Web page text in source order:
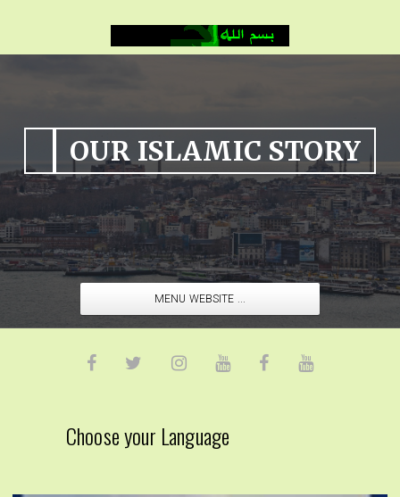
OUR ISLAMIC STORY
MENU WEBSITE ...
Choose your Language